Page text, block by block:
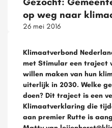
op weg naar
26 mei 2016
Klimaatverbond
met Stimular een traject
willen maken van hun
uiterlijk in 2030. Welke
doen? Dit traject is een
Klimaatverklaring die
aan premier Rutte is